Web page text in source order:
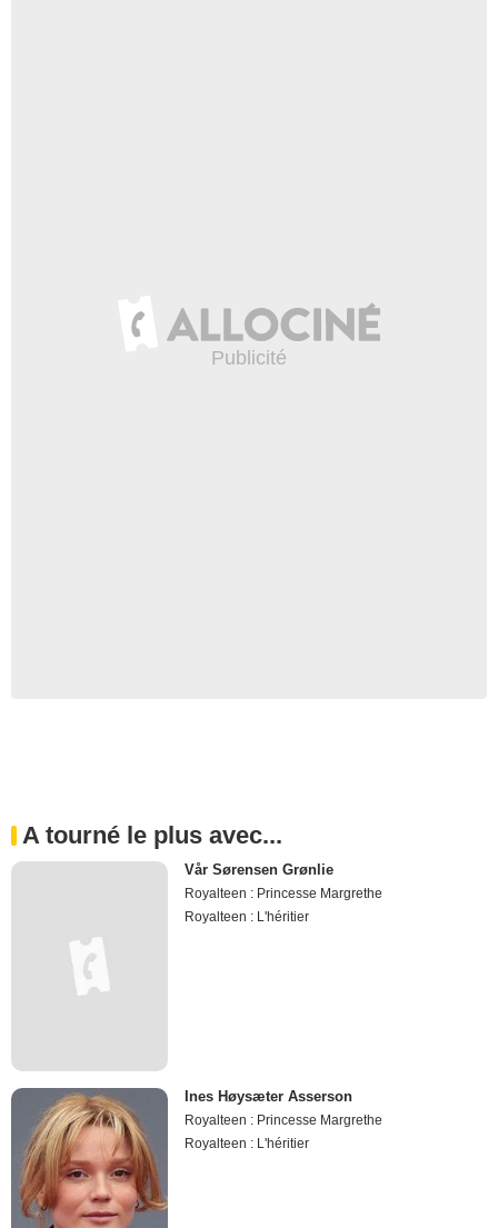
A tourné le plus avec...
Vår Sørensen Grønlie
Royalteen : Princesse Margrethe
Royalteen : L'héritier
Ines Høysæter Asserson
Royalteen : Princesse Margrethe
Royalteen : L'héritier